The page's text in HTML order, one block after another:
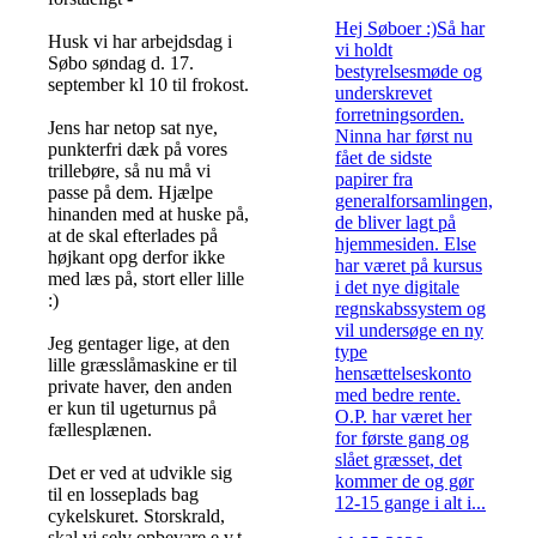
Husk vi har arbejdsdag i
Søbo søndag d. 17.
september kl 10 til frokost.
Jens har netop sat nye,
punkterfri dæk på vores
trillebøre, så nu må vi
passe på dem. Hjælpe
hinanden med at huske på,
at de skal efterlades på
højkant opg derfor ikke
med læs på, stort eller lille
:)
Jeg gentager lige, at den
lille græsslåmaskine er til
private haver, den anden
er kun til ugeturnus på
fællesplænen.
Det er ved at udvikle sig
til en losseplads bag
cykelskuret. Storskrald,
Hej Søboer :)Så har
vi holdt
bestyrelsesmøde og
underskrevet
forretningsorden.
Ninna har først nu
fået de sidste
papirer fra
generalforsamlingen,
de bliver lagt på
hjemmesiden. Else
har været på kursus
i det nye digitale
regnskabssystem og
vil undersøge en ny
type
hensættelseskonto
med bedre rente.
O.P. har været her
for første gang og
slået græsset, det
kommer de og gør
12-15 gange i alt i...